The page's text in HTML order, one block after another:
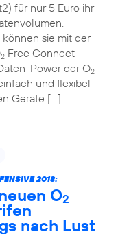
für nur 5 Euro ihr
können sie mit der
2Free Connect-
Power der O2
und flexibel
Geräte […]
2018:
O2
nach Lust